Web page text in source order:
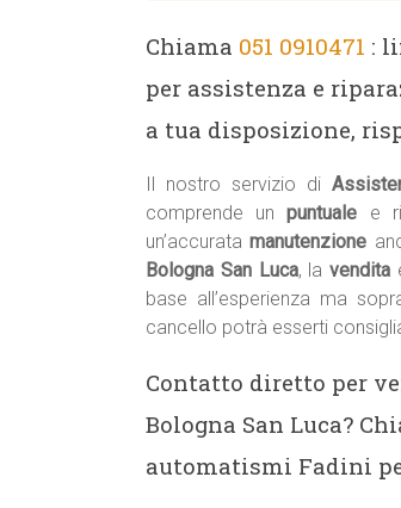
Chiama 051 0910471 :
per assistenza e
a tua disposizione,
Il nostro servizio di
comprende unpuntuale e
un’accuratamanutenzione
Bologna San Luca, lavendita
base all’esperienza ma
cancello potrà esserti
Contatto diretto per
Bologna San Luca?
automatismi Fadini